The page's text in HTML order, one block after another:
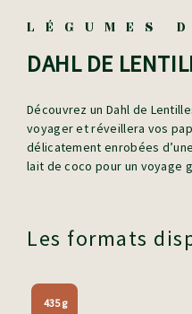
LÉGUMES
DAHL DE
Découvrez un Dahl de
voyager et réveillera vos
délicatement enrobées
lait de coco pour un voyage
Les formats
435 g